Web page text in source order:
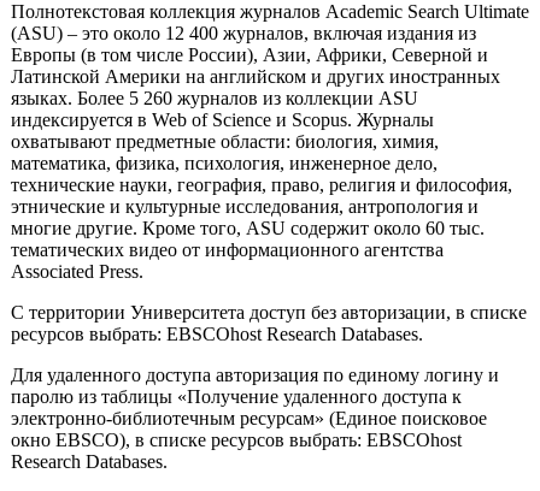
Полнотекстовая коллекция журналов Academic Search Ultimate
(ASU) – это около 12 400 журналов, включая издания из
Европы (в том числе России), Азии, Африки, Северной и
Латинской Америки на английском и других иностранных
языках. Более 5 260 журналов из коллекции ASU
индексируется в Web of Science и Scopus. Журналы
охватывают предметные области: биология, химия,
математика, физика, психология, инженерное дело,
технические науки, география, право, религия и философия,
этнические и культурные исследования, антропология и
многие другие. Кроме того, ASU содержит около 60 тыс.
тематических видео от информационного агентства
Associated Press.
С территории Университета доступ без авторизации, в списке
ресурсов выбрать: EBSCOhost Research Databases.
Для удаленного доступа авторизация по единому логину и
паролю из таблицы «Получение удаленного доступа к
электронно-библиотечным ресурсам» (Единое поисковое
окно EBSCO), в списке ресурсов выбрать: EBSCOhost
Research Databases.